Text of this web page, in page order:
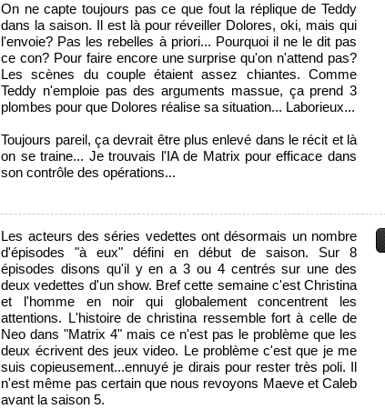
On ne capte toujours pas ce que fout la réplique de Teddy
dans la saison. Il est là pour réveiller Dolores, oki, mais qui
l'envoie? Pas les rebelles à priori... Pourquoi il ne le dit pas
ce con? Pour faire encore une surprise qu'on n'attend pas?
Les scènes du couple étaient assez chiantes. Comme
Teddy n'emploie pas des arguments massue, ça prend 3
plombes pour que Dolores réalise sa situation... Laborieux...
Toujours pareil, ça devrait être plus enlevé dans le récit et là
on se traine... Je trouvais l'IA de Matrix pour efficace dans
son contrôle des opérations...
Les acteurs des séries vedettes ont désormais un nombre
d'épisodes "à eux" défini en début de saison. Sur 8
épisodes disons qu'il y en a 3 ou 4 centrés sur une des
deux vedettes d'un show. Bref cette semaine c'est Christina
et l'homme en noir qui globalement concentrent les
attentions. L'histoire de christina ressemble fort à celle de
Neo dans "Matrix 4" mais ce n'est pas le problème que les
deux écrivent des jeux video. Le problème c'est que je me
suis copieusement...ennuyé je dirais pour rester très poli. Il
n'est même pas certain que nous revoyons Maeve et Caleb
avant la saison 5.